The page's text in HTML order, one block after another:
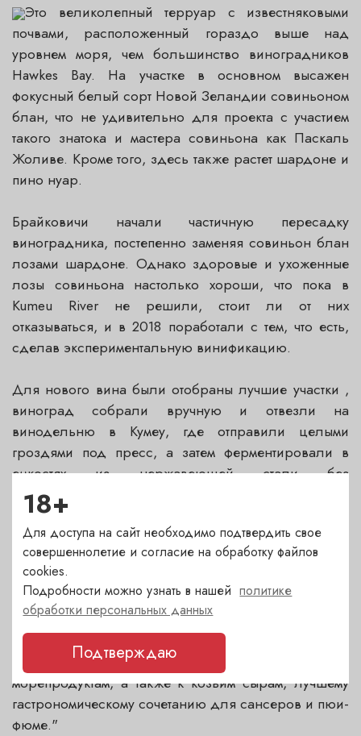
Это великолепный терруар с известняковыми
почвами, расположенный гораздо выше над
уровнем моря, чем большинство виноградников
Hawkes Bay. На участке в основном высажен
фокусный белый сорт Новой Зеландии совиньоном
блан, что не удивительно для проекта с участием
такого знатока и мастера совиньона как Паскаль
Жоливе. Кроме того, здесь также растет шардоне и
пино нуар.
Брайковичи начали частичную пересадку
виноградника, постепенно заменяя совиньон блан
лозами шардоне. Однако здоровые и ухоженные
лозы совиньона настолько хороши, что пока в
Kumeu River не решили, стоит ли от них
отказываться, и в 2018 поработали с тем, что есть,
сделав экспериментальную винификацию.
Для нового вина были отобраны лучшие участки ,
виноград собрали вручную и отвезли на
винодельню в Кумеу, где отправили целыми
гроздями под пресс, а затем ферментировали в
емкостях из нержавеющей стали без
использования селективных дрожжей.
"Мы очень довольны результатом", - комментирует
Kumeu River свое новое вино. - "Это совиньон с
кремнистым характером, с ароматом сока лайма и
солоноватой минеральностью. Он получился
многослойным, с комплексной текстурой и
характерным острым, сухим финалом. Это
идеальное вино к устрицам и другим
морепродуктам, а также к козьим сырам, лучшему
гастрономическому сочетанию для сансеров и пюи-
фюме."
18+
Для доступа на сайт необходимо подтвердить свое
совершеннолетие и согласие на обработку файлов
cookies.
Подробности можно узнать в нашейполитике
обработки персональных данных
Подтверждаю